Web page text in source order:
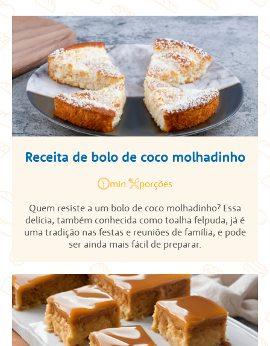
Receita de bolo de coco molhadinho
min.
porções
Quem resiste a um bolo de coco molhadinho? Essa
delícia, também conhecida como toalha felpuda, já é
uma tradição nas festas e reuniões de família, e pode
ser ainda mais fácil de preparar.